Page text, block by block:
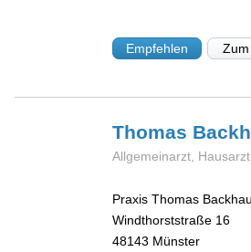
Empfehlen
Thomas
Allgemeinarzt, Hausarzt
Praxis Thomas
Windthorststraße 16
48143 Münster